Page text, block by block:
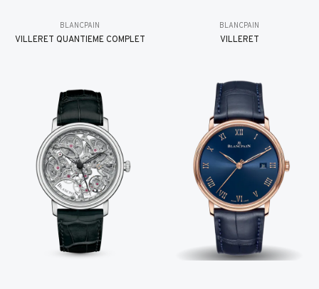
BLANCPAIN
VILLERET QUANTIÈME COMPLET
BLANCPAIN
VILLERET